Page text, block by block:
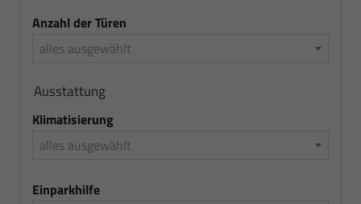
Anzahl der Türen
alles ausgewählt
Ausstattung
Klimatisierung
alles ausgewählt
Einparkhilfe